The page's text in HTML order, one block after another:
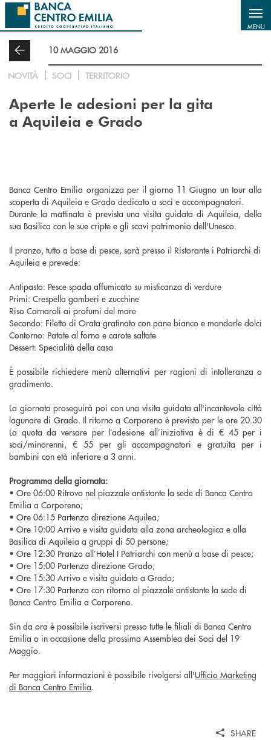
Salta al contenuto principale
MENU
10 MAGGIO 2016
NOVITÀ SOCI TERRITORIO
Aperte le adesioni per la gita
a Aquileia e Grado
Banca Centro Emilia organizza per il giorno 11 Giugno un tour alla
scoperta di Aquileia e Grado dedicato a soci e accompagnatori.
Durante la mattinata è prevista una visita guidata di Aquileia, della
sua Basilica con le sue cripte e gli scavi patrimonio dell'Unesco.
Il pranzo, tutto a base di pesce, sarà presso il Ristorante i Patriarchi di
Aquileia e prevede:
Antipasto: Pesce spada affumicato su misticanza di verdure
Primi: Crespella gamberi e zucchine
Riso Carnaroli ai profumi del mare
Secondo: Filetto di Orata gratinato con pane bianco e mandorle dolci
Contorno: Patate al forno e carote saltate
Dessert: Specialità della casa
È possibile richiedere menù alternativi per ragioni di intolleranza o
gradimento.
La giornata proseguirà poi con una visita guidata all'incantevole città
lagunare di Grado. Il ritorno a Corporeno è previsto per le ore 20.30
La quota da versare per l’adesione all’iniziativa è di € 45 per i
soci/minorenni, € 55 per gli accompagnatori e gratuita per i
bambini con età inferiore a 3 anni.
Programma della giornata:
• Ore 06:00 Ritrovo nel piazzale antistante la sede di Banca Centro
Emilia a Corporeno;
• Ore 06:15 Partenza direzione Aquilea;
• Ore 10:00 Arrivo e visita guidata alla zona archeologica e alla
Basilica di Aquileia a gruppi di 50 persone;
• Ore 12:30 Pranzo all’Hotel I Patriarchi con menù a base di pesce;
• Ore 15:00 Partenza direzione Grado;
• Ore 15:30 Arrivo e visita guidata a Grado;
• Ore 17:30 Partenza con ritorno al piazzale antistante la sede di
Banca Centro Emilia a Corporeno.
Sin da ora è possibile iscriversi presso tutte le filiali di Banca Centro
Emilia o in occasione della prossima Assemblea dei Soci del 19
Maggio.
Per maggiori informazioni è possibile rivolgersi all'Ufficio Marketing
di Banca Centro Emilia.
SHARE